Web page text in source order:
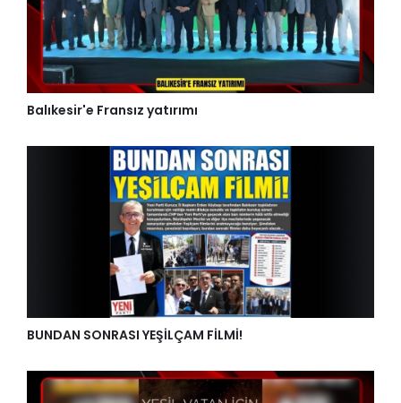
Balıkesir'e Fransız yatırımı
BUNDAN SONRASI YEŞİLÇAM FİLMİ!